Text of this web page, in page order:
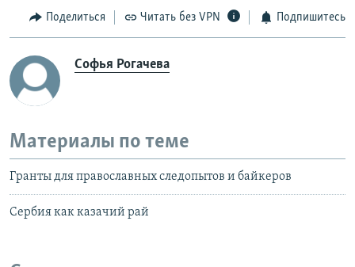
Поделиться Читать без VPN Подпишитесь
Софья Рогачева
Материалы по теме
Гранты для православных следопытов и байкеров
Сербия как казачий рай